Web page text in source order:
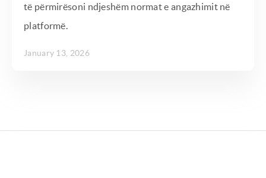
të përmirësoni ndjeshëm normat e angazhimit në
platformë.
January 13, 2026